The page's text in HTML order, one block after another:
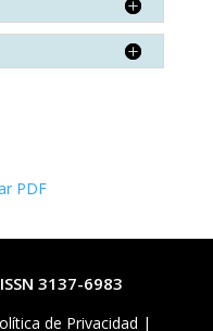
PDF
3137-6983
de Privacidad |